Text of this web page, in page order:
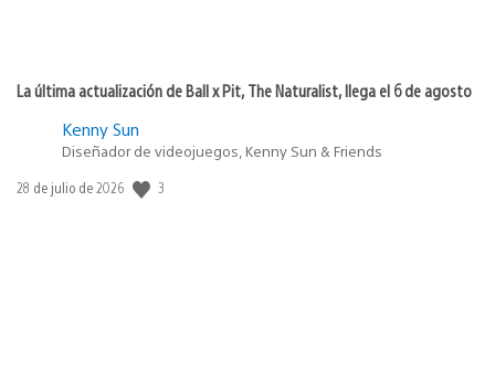
La última actualización de Ball x Pit, The Naturalist, llega el 6 de agosto
Kenny Sun
Diseñador de videojuegos, Kenny Sun & Friends
Fecha
28 de julio de 2026 3